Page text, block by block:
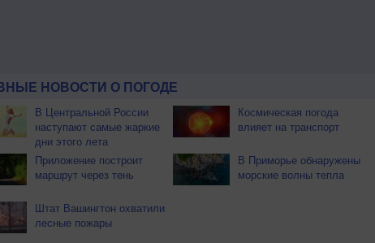
НОВОСТИ О ПОГОДЕ
В Центральной России
наступают самые жаркие
дни этого лета
Космическая погода
влияет на транспорт
Приложение построит
маршрут через тень
В Приморье обнаружены
морские волны тепла
Штат Вашингтон охватили
лесные пожары